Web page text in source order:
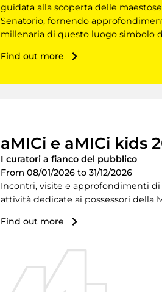
guidata alla scoperta delle
Senatorio, fornendo
millenaria di questo luogo simbolo
Find out more
aMICi e aMICi kids
I curatori a fianco del pubblico
From 08/01/2026 to 31/12/2026
Incontri, visite e approfondimenti di
attività dedicate ai possessori della
Find out more